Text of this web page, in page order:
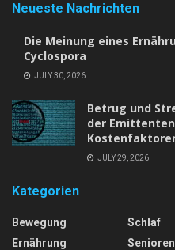
Neueste Nachrichten
Die Meinung eines
Cyclospora
JULY 30, 2026
Betrug und
der
JULY 29, 2026
Kategorien
Bewegung
Ernährung
Schlaf
Senioren